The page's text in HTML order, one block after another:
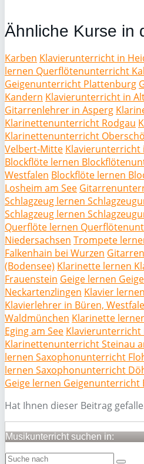
Ähnliche Kurse in
Karben Klavierunterricht in
lernen Querflötenunterricht
Geigenunterricht Plattenburg
Kandern Klavierunterricht in
Gitarrenlehrer in Asperg
Klarinettenunterricht Rodgau
Klarinettenunterricht
Velbert-Mitte Klavierunterricht
Blockflöte lernen
Westfalen Blockflöte lernen
Losheim am See
Schlagzeug lernen
Schlagzeug lernen
Querflöte lernen
Niedersachsen Trompete
Falkenhain bei Wurzen
(Bodensee) Klarinette lernen
Frauenstein Geige lernen
Neckartenzlingen Klavier
Klavierlehrer in Büren,
Waldmünchen Klarinette
Eging am See Klavierunterricht
Klarinettenunterricht Steinau
lernen Saxophonunterricht
lernen Saxophonunterricht
Geige lernen Geigenunterricht
Hat Ihnen dieser Beitrag
Musikunterricht suchen in: